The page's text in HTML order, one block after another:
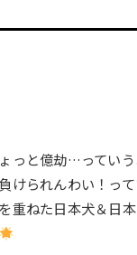
っと億劫…ってい
けられんわい！って
重ねた日本犬＆日